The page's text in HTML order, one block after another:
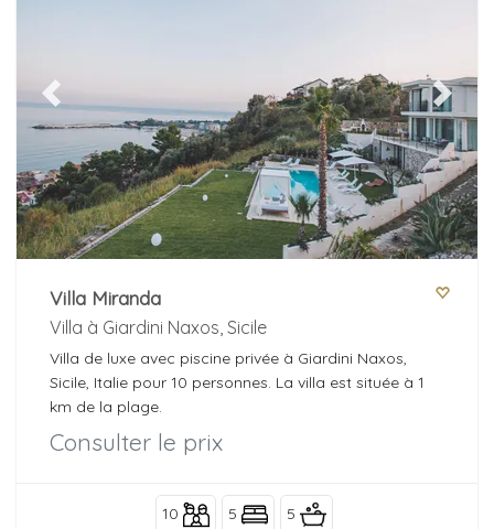
Previous Next
Villa Miranda
Villa à Giardini Naxos, Sicile
Villa de luxe avec piscine privée à Giardini Naxos,
Sicile, Italie pour 10 personnes. La villa est située à 1
km de la plage.
Consulter le prix
10 5 5